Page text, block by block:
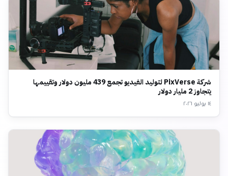
شركة PixVerse لتوليد الفيديو تجمع 439 مليون دولار وتقييمها
يتجاوز 2 مليار دولار
١٤ يوليو ٢٠٢٦